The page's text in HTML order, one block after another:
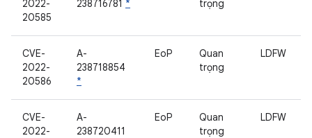
2022-
20585
238716781 * trọng
CVE-
2022-
20586
A-
238718854
*
EoP
Quan
trọng
LDFW
CVE-
2022-
A-
238720411
EoP
Quan
trọng
LDFW